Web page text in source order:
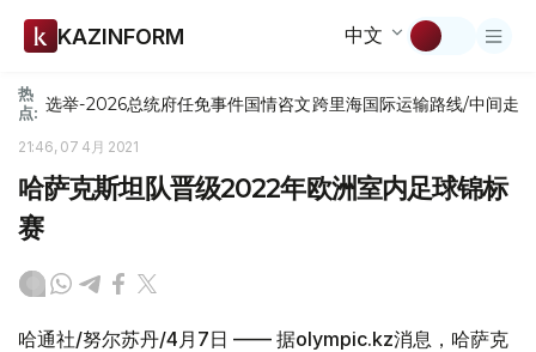
KAZINFORM 中文
热
点: 选举-2026总统府任免事件国情咨文跨里海国际运输路线/中间走廊
21:46, 07 4月 2021
哈萨克斯坦队晋级2022年欧洲室内足球锦标
赛
哈通社/努尔苏丹/4月7日 —— 据olympic.kz消息，哈萨克